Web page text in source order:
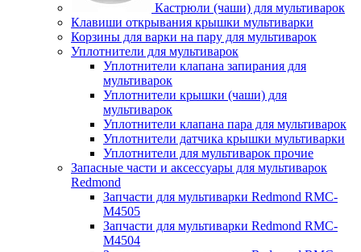
Кастрюли (чаши) для мультиварок
Клавиши открывания крышки мультиварки
Корзины для варки на пару для мультиварок
Уплотнители для мультиварок
Уплотнители клапана запирания для
мультиварок
Уплотнители крышки (чаши) для
мультиварок
Уплотнители клапана пара для мультиварок
Уплотнители датчика крышки мультиварки
Уплотнители для мультиварок прочие
Запасные части и аксессуары для мультиварок
Redmond
Запчасти для мультиварки Redmond RMC-
M4505
Запчасти для мультиварки Redmond RMC-
M4504